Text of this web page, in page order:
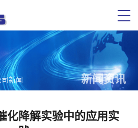
新闻 新闻资讯
化降解实验中的应用实